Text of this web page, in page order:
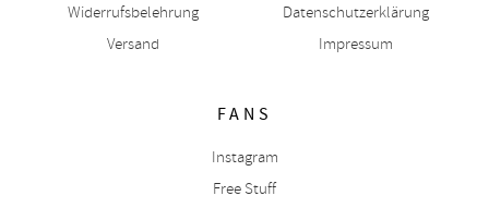
Widerrufsbelehrung
Versand
Datenschutzerklärung
Impressum
FANS
Instagram
Free Stuff